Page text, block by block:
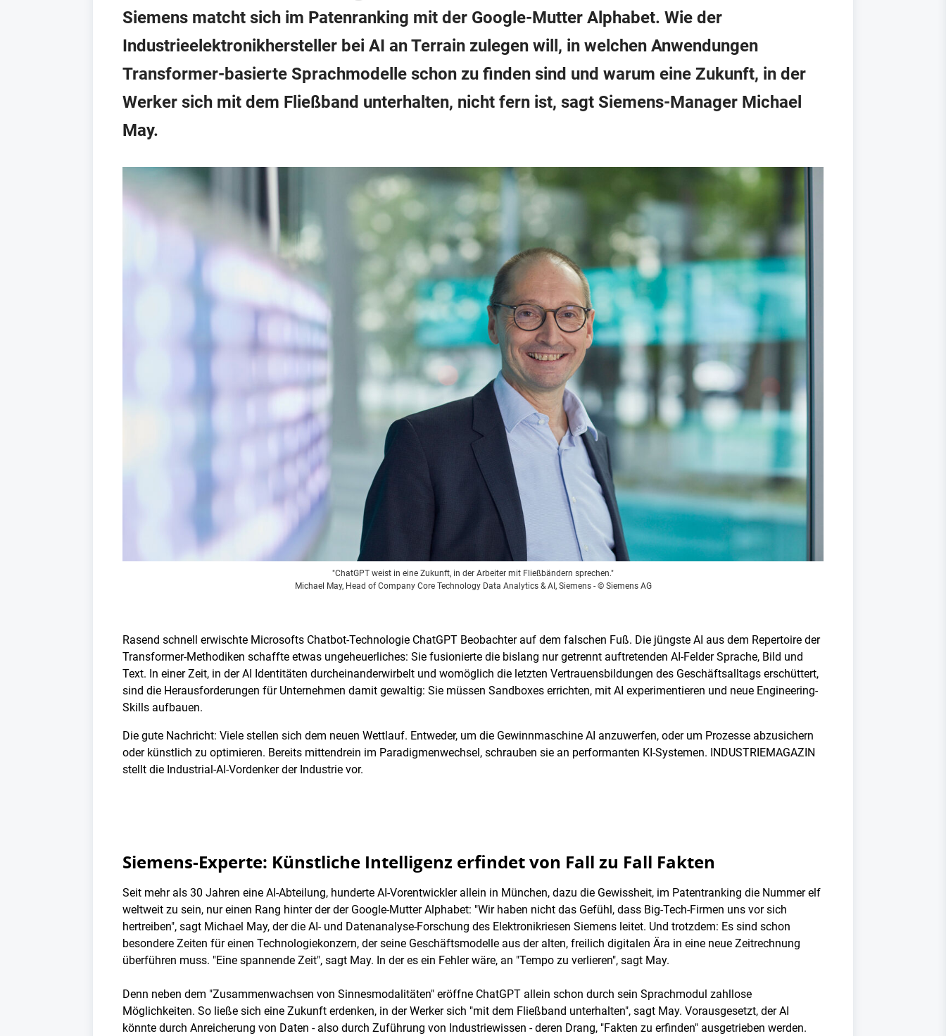
Siemens matcht sich im Patenranking mit der Google-Mutter Alphabet. Wie der
Industrieelektronikhersteller bei AI an Terrain zulegen will, in welchen Anwendungen
Transformer-basierte Sprachmodelle schon zu finden sind und warum eine Zukunft, in der
Werker sich mit dem Fließband unterhalten, nicht fern ist, sagt Siemens-Manager Michael
May.
"ChatGPT weist in eine Zukunft, in der Arbeiter mit Fließbändern sprechen."
Michael May, Head of Company Core Technology Data Analytics & AI, Siemens- © Siemens AG
Rasend schnell erwischte Microsofts Chatbot-Technologie ChatGPT Beobachter auf dem falschen Fuß. Die jüngste AI aus dem Repertoire der
Transformer-Methodiken schaffte etwas ungeheuerliches: Sie fusionierte die bislang nur getrennt auftretenden AI-Felder Sprache, Bild und
Text. In einer Zeit, in der AI Identitäten durcheinanderwirbelt und womöglich die letzten Vertrauensbildungen des Geschäftsalltags erschüttert,
sind die Herausforderungen für Unternehmen damit gewaltig: Sie müssen Sandboxes errichten, mit AI experimentieren und neue Engineering-
Skills aufbauen.
Die gute Nachricht: Viele stellen sich dem neuen Wettlauf. Entweder, um die Gewinnmaschine AI anzuwerfen, oder um Prozesse abzusichern
oder künstlich zu optimieren. Bereits mittendrein im Paradigmenwechsel, schrauben sie an performanten KI-Systemen. INDUSTRIEMAGAZIN
stellt die Industrial-AI-Vordenker der Industrie vor.
Siemens-Experte: Künstliche Intelligenz erfindet von Fall zu Fall Fakten
Seit mehr als 30 Jahren eine AI-Abteilung, hunderte AI-Vorentwickler allein in München, dazu die Gewissheit, im Patentranking die Nummer elf
weltweit zu sein, nur einen Rang hinter der der Google-Mutter Alphabet: "Wir haben nicht das Gefühl, dass Big-Tech-Firmen uns vor sich
hertreiben", sagt Michael May, der die AI- und Datenanalyse-Forschung des Elektronikriesen Siemens leitet. Und trotzdem: Es sind schon
besondere Zeiten für einen Technologiekonzern, der seine Geschäftsmodelle aus der alten, freilich digitalen Ära in eine neue Zeitrechnung
überführen muss. "Eine spannende Zeit", sagt May. In der es ein Fehler wäre, an "Tempo zu verlieren", sagt May.
Denn neben dem "Zusammenwachsen von Sinnesmodalitäten" eröffne ChatGPT allein schon durch sein Sprachmodul zahllose
Möglichkeiten. So ließe sich eine Zukunft erdenken, in der Werker sich "mit dem Fließband unterhalten", sagt May. Vorausgesetzt, der AI
könnte durch Anreicherung von Daten - also durch Zuführung von Industriewissen - deren Drang, "Fakten zu erfinden" ausgetrieben werden.